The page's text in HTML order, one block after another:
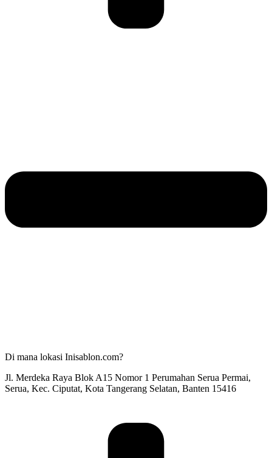
Di mana lokasi Inisablon.com?
Jl. Merdeka Raya Blok A15 Nomor 1 Perumahan Serua Permai,
Serua, Kec. Ciputat, Kota Tangerang Selatan, Banten 15416